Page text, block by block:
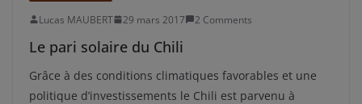
Lucas MAUBERT 29 mars 2017 2 Comments
Le pari solaire du Chili
Grâce à des conditions climatiques favorables et une
politique d’investissements le Chili est parvenu à